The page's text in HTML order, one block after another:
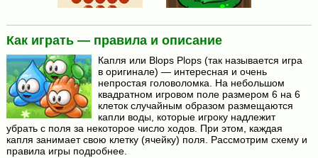
Как играть — правила и описание
Капля или Blops Plops (так называется игра
в оригинале) — интересная и очень
непростая головоломка. На небольшом
квадратном игровом поле размером 6 на 6
клеток случайным образом размещаются
капли воды, которые игроку надлежит
убрать с поля за некоторое число ходов. При этом, каждая
капля занимает свою клетку (ячейку) поля. Рассмотрим схему и
правила игры подробнее.